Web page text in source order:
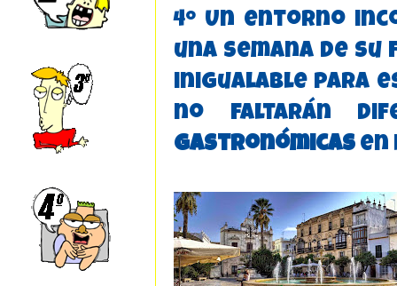
4º Un entorno
una semana de
inigualable para
no faltarán
gastronómicas en